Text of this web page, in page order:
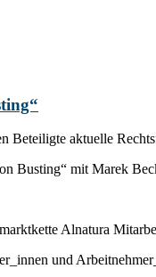
Beteiligte aktuelle
Busting“ mit Marek
Alnatura
und